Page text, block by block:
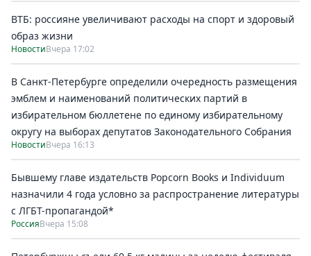
ВТБ: россияне увеличивают расходы на спорт и здоровый
образ жизни
НовостиВчера 17:02
В Санкт-Петербурге определили очередность размещения
эмблем и наименований политических партий в
избирательном бюллетене по единому избирательному
округу на выборах депутатов Законодательного Собрания
НовостиВчера 16:13
Бывшему главе издательств Popcorn Books и Individuum
назначили 4 года условно за распространение литературы
с ЛГБТ-пропагандой*
РоссияВчера 15:08